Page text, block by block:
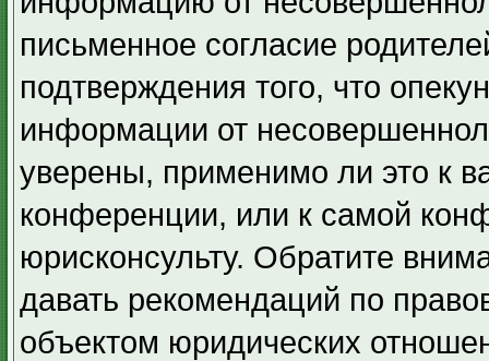
письменное согласие
подтверждения того, что
информации от
уверены, применимо ли это к
конференции, или к самой
юрисконсульту. Обратите
давать рекомендаций по
объектом юридических